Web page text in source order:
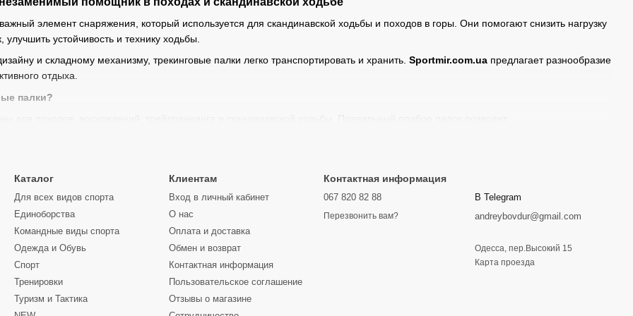
элемент снаряжения, который используется для скандинавской ходьбы и походов в горы. Они помогают снизить нагрузку
улучшить устойчивость и технику ходьбы.
и складному механизму, трекинговые палки легко транспортировать и хранить. Sportmir.com.ua предлагает разнообразие
отдыха.
палки?
после длительных нагрузок
и скорость подъема
справляться с препятствиями на тропе, использовать их для установки палатки или прохода через труднопроходимую
трекинговых палок
важно учитывать:
телескопические или зигзагообразные палки из алюминия или карбона.
Каталог
Для всех видов спорта
Единоборства
Командные виды спорта
Одежда и Обувь
Спорт
Тренировки
Туризм и Тактика
Клиентам
Вход в личный кабинет
О нас
Оплата и доставка
Обмен и возврат
Контактная информация
Пользовательское соглашение
Отзывы о магазине
Контактная информация
067 820 82 88
Перезвонить вам?
В Telegram
andreybovdur@gmail.com
Одесса, пер.Высокий 15
Карта проезда